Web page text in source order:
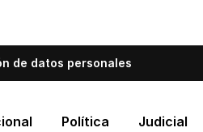
de datos personales
Política Judicial